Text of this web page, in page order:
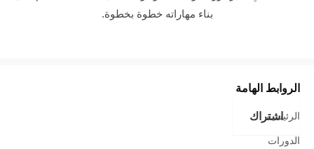
بناء مهاراته خطوة بخطوة.
الروابط الهامة
الرئيسية
الدورات
اشتراك